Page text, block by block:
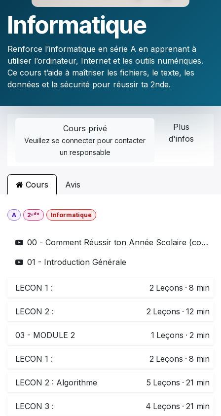
Informatique
Renforce l’informatique en série A en apprenant à
utiliser l’ordinateur, Internet et les outils numériques.
Ce cours t’aide à maîtriser les fichiers, le texte, les
données et la sécurité pour réussir ta 2nde.
Cours privé
Veuillezse connecter pour contacter
un responsable
Plus
d'infos
Cours Avis
A 2ⁿᵈᵉ Informatique
00 - Comment Réussir ton Année Scolaire (complet)
01 - Introduction Générale
LECON 1 : 2 Leçons · 8 min
LECON 2 : 2 Leçons · 12 min
03 - MODULE 2 1 Leçons · 2 min
LECON 1 : 2 Leçons · 8 min
LECON 2 : Algorithme 5 Leçons · 21 min
LECON 3 : 4 Leçons · 21 min